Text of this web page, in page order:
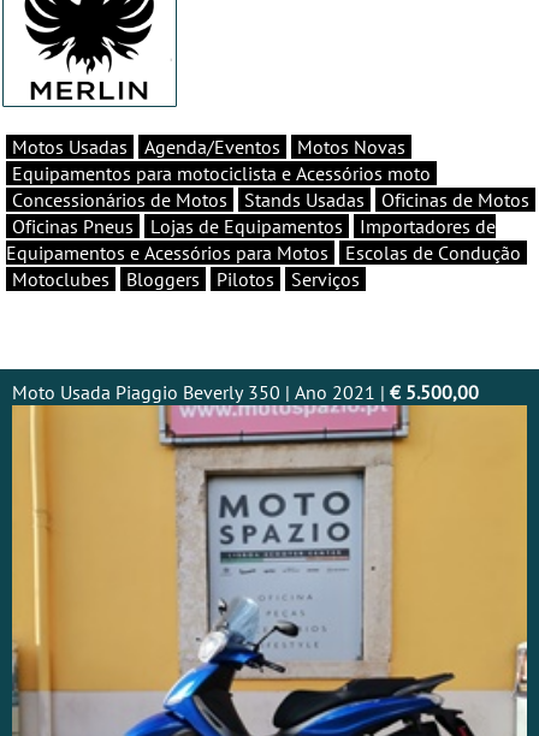
Motos Usadas Agenda/Eventos
Motos Novas
Equipamentos para motociclista e Acessórios moto
Concessionários de Motos
Stands Usadas
Oficinas de Motos
Oficinas Pneus
Lojas de Equipamentos
Importadores de
Equipamentos e Acessórios para Motos
Escolas de Condução
Motoclubes
Bloggers Pilotos Serviços
Moto Usada Piaggio Beverly 350 | Ano 2021 | € 5.500,00